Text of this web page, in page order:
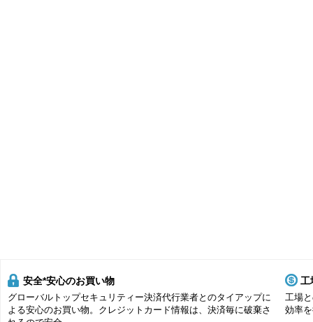
安全*安心のお買い物
グローバルトップセキュリティー決済代行業者とのタイアップに
よる安心のお買い物。クレジットカード情報は、決済毎に破棄さ
工
工場
効率